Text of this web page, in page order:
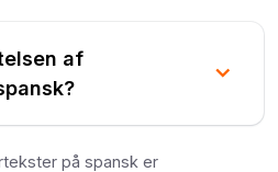
af
på spansk er